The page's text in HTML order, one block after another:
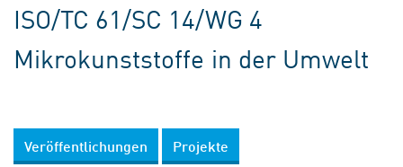
ISO/TC 61/SC 14/WG 4
Mikrokunststoffe in der Umwelt
Veröffentlichungen Projekte